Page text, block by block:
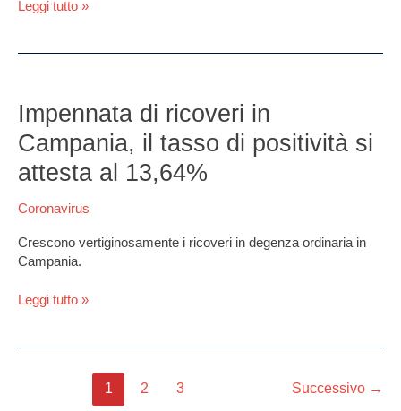
Leggi tutto »
Impennata di ricoveri in
Campania, il tasso di positività si
attesta al 13,64%
Coronavirus
Crescono vertiginosamente i ricoveri in degenza ordinaria in
Campania.
di
ricoveri
in
Campania,
il
tasso
positività
si
alLeggi tutto »
1 2 3 Successivo →